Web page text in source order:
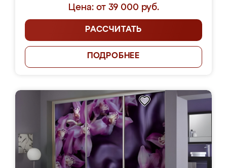
Цена: от 39 000 руб.
РАССЧИТАТЬ
ПОДРОБНЕЕ